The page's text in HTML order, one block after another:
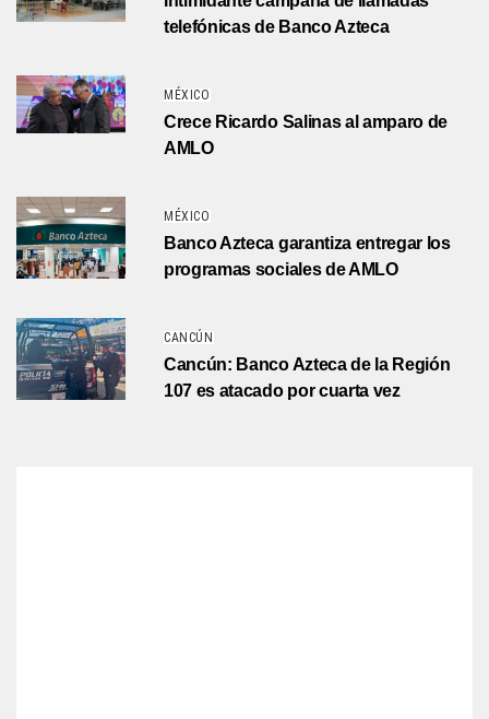
telefónicas de Banco Azteca
MÉXICO
Crece Ricardo Salinas al amparo de
AMLO
MÉXICO
Banco Azteca garantiza entregar los
programas sociales de AMLO
CANCÚN
Cancún: Banco Azteca de la Región
107 es atacado por cuarta vez